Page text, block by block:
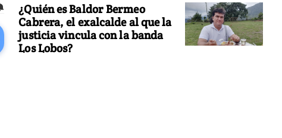
¿Quién es Baldor Bermeo
Cabrera, el exalcalde al que la
justicia vincula con la banda
Los Lobos?